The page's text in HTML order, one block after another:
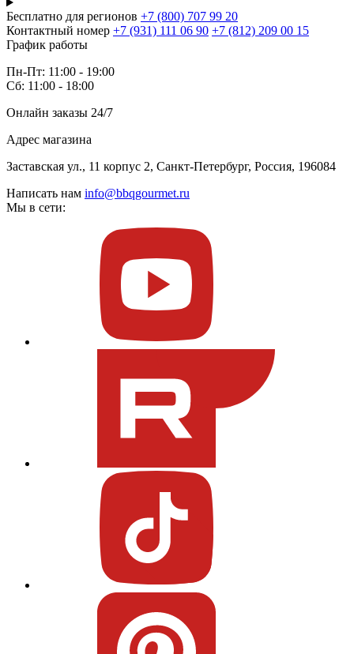
Бесплатно для регионов +7 (800) 707 99 20
Контактный номер +7 (931) 111 06 90 +7 (812) 209 00 15
График работы
Пн-Пт: 11:00 - 19:00
Сб: 11:00 - 18:00
Онлайн заказы 24/7
Адрес магазина
Заставская ул., 11 корпус 2, Санкт-Петербург, Россия, 196084
Написать нам info@bbqgourmet.ru
Мы в сети: